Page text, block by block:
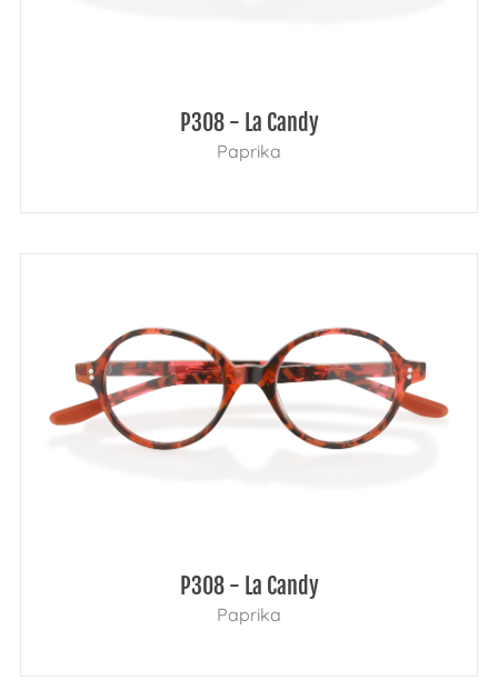
P308 - La Candy
Paprika
P308 - La Candy
Paprika